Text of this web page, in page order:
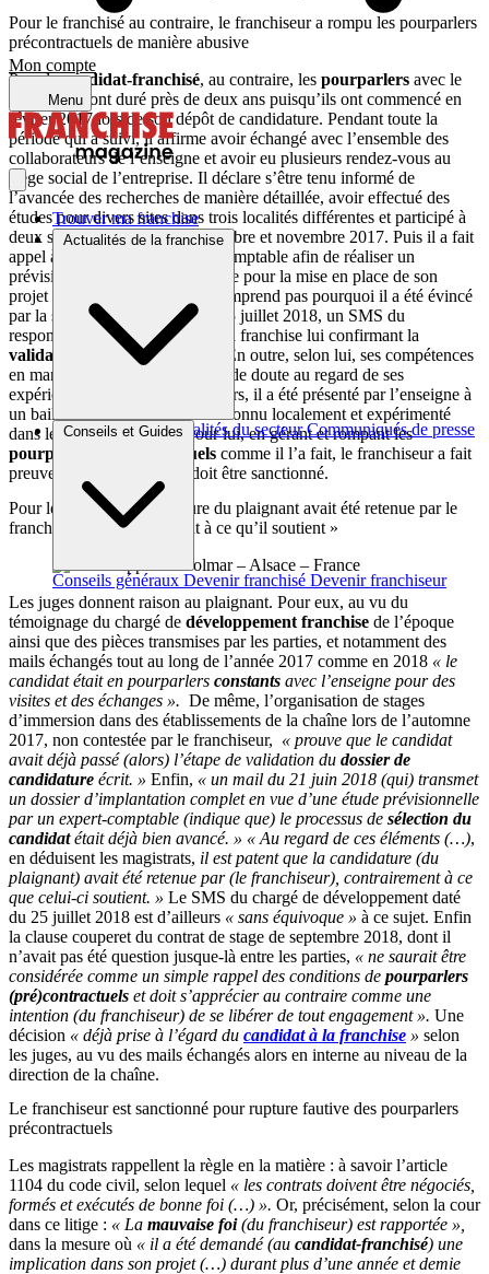
Mon compte
Menu
Trouver ma franchise
Actualités de la franchise
Brèves et actus Actualités du secteur Communiqués de presse
Conseils et Guides
Conseils généraux Devenir franchisé Devenir franchiseur
Pour le franchisé au contraire, le franchiseur a rompu les pourparlers
précontractuels de manière abusive
Pour lecandidat-franchisé, au contraire, les pourparlers avec le
franchiseur ont duré près de deux ans puisqu’ils ont commencé en
février 2017 lors de son dépôt de candidature. Pendant toute la
période qui a suivi, il affirme avoir échangé avec l’ensemble des
collaborateurs de l’enseigne et avoir eu plusieurs rendez-vous au
siège social de l’entreprise. Il déclare s’être tenu informé de
l’avancée des recherches de manière détaillée, avoir effectué des
études pour divers sites dans trois localités différentes et participé à
deux stages d’immersion en octobre et novembre 2017. Puis il a fait
appel à un cabinet d’expertise comptable afin de réaliser un
prévisionnel et a été reçu au siège pour la mise en place de son
projet le 23 juillet 2018. Il ne comprend pas pourquoi il a été évincé
par la suite puisqu’il a reçu, le 25 juillet 2018, un SMS du
responsable développement de la franchise lui confirmant la
validation de sa candidature
. En outre, selon lui, ses compétences
en management ne faisaient pas de doute au regard de ses
expériences antérieures. D’ailleurs, il a été présenté par l’enseigne à
un bailleur comme un candidat connu localement et expérimenté
dans le secteur d’activité. Pour lui, en gérant et rompant les
pourparlers précontractuels comme il l’a fait, le franchiseur a fait
preuve de mauvaise foi. Il doit être sanctionné.
Pour les juges, la candidature du plaignant avait été retenue par le
franchiseur, « contrairement à ce qu’il soutient »
Les juges donnent raison au plaignant. Pour eux, au vu du
témoignage du chargé de développement franchise de l’époque
ainsi que des pièces transmises par les parties, et notamment des
mails échangés tout au long de l’année 2017 comme en 2018 « le
candidat était en pourparlers constants avec l’enseigne pour des
visites et des échanges ». De même, l’organisation de stages
d’immersion dans des établissements de la chaîne lors de l’automne
2017, non contestée par le franchiseur, « prouve que le candidat
avait déjà passé (alors) l’étape de validation du dossier de
candidature écrit. » Enfin, « un mail du 21 juin 2018 (qui) transmet
un dossier d’implantation complet en vue d’une étude prévisionnelle
par un expert-comptable (indique que) le processus de sélection du
candidatétait déjà bien avancé. » « Au regard de ces éléments (…),
en déduisent les magistrats, il est patent que la candidature (du
plaignant) avait été retenue par (le franchiseur), contrairement à ce
que celui-ci soutient. » Le SMS du chargé de développement daté
du 25 juillet 2018 est d’ailleurs « sans équivoque » à ce sujet. Enfin
la clause couperet du contrat de stage de septembre 2018, dont il
n’avait pas été question jusque-là entre les parties, « ne saurait être
considérée comme un simple rappel des conditions de pourparlers
(pré)contractuels et doit s’apprécier au contraire comme une
intention (du franchiseur) de se libérer de tout engagement ». Une
décision « déjà prise à l’égard du candidat à la franchise » selon
les juges, au vu des mails échangés alors en interne au niveau de la
direction de la chaîne.
Le franchiseur est sanctionné pour rupture fautive des pourparlers
précontractuels
Les magistrats rappellent la règle en la matière : à savoir l’article
1104 du code civil, selon lequel « les contrats doivent être négociés,
formés et exécutés de bonne foi (…) ». Or, précisément, selon la cour
dans ce litige : « La mauvaise foi(du franchiseur) est rapportée »,
dans la mesure où « il a été demandé (au candidat-franchisé) une
implication dans son projet (…) durant plus d’une année et demie